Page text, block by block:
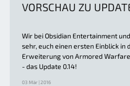
VORSCHAU ZU
Wir bei Obsidian Entertainment
sehr, euch einen ersten Einblick in
Erweiterung von Armored
- das Update 0.14!
03 Mär | 2016